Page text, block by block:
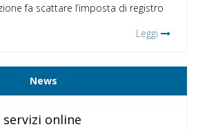
fa scattare l’imposta di registro
Leggi
News
servizi online